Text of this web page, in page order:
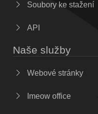
Soubory ke stažení
API
Naše služby
Webové stránky
Imeow office